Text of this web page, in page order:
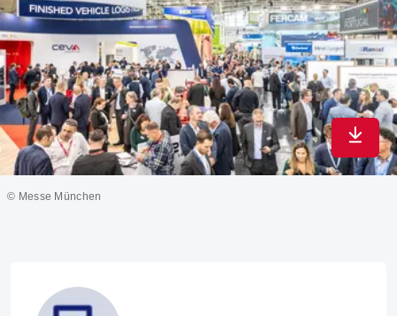
In
© Messe München